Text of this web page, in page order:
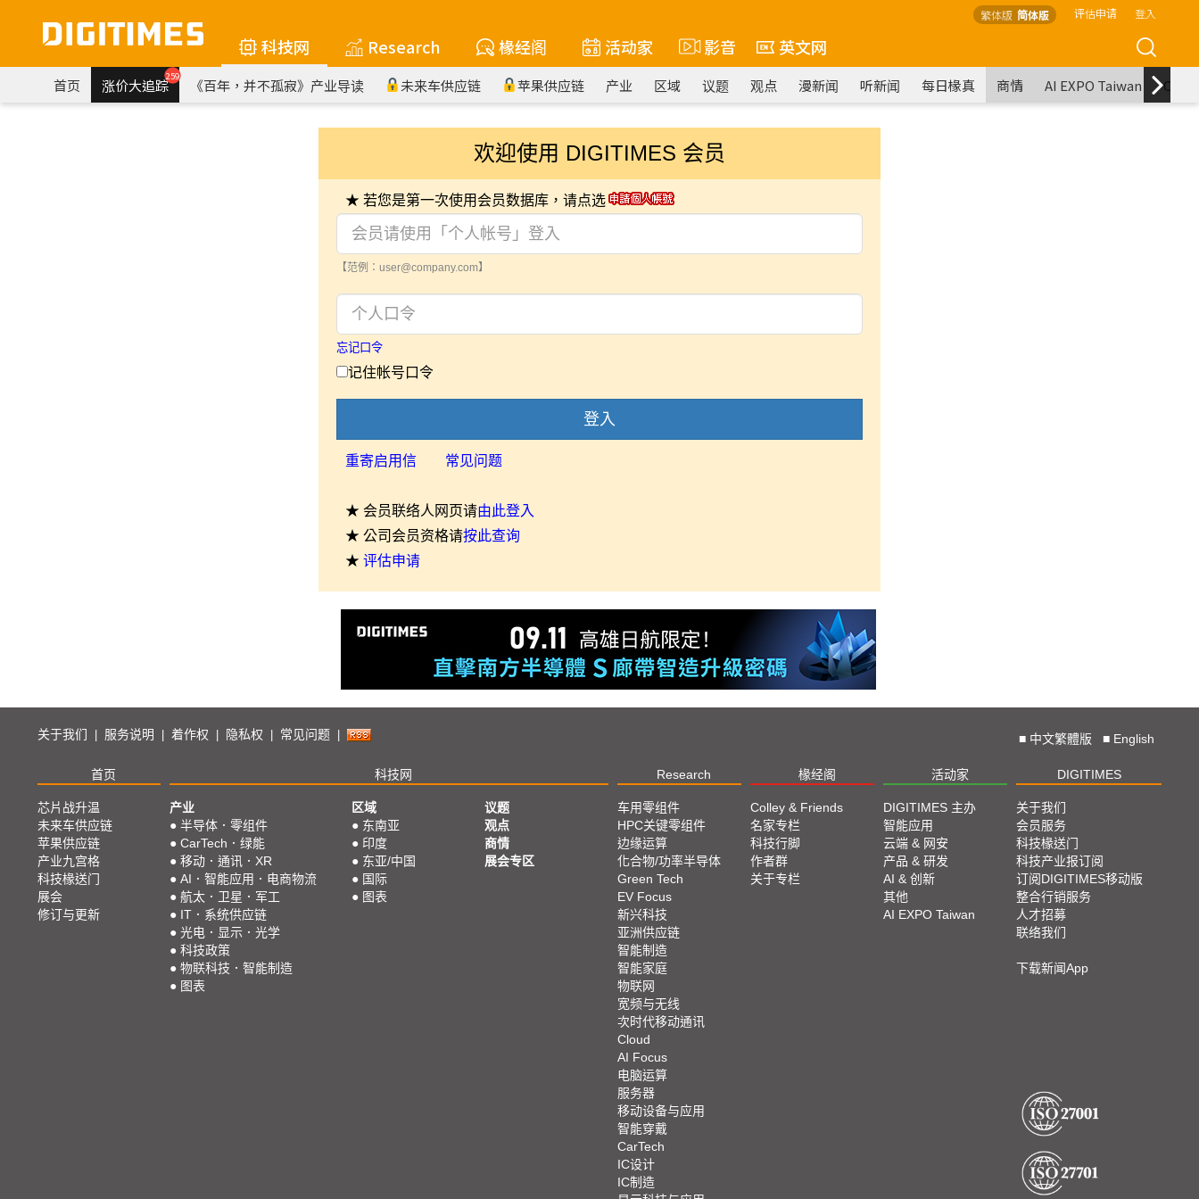
繁体版 简体版 评估申请 登入
科技网 Research 椽经阁 活动家 影音 英文网
首页 涨价大追踪259 《百年，并不孤寂》产业导读 未来车供应链 苹果供应链 产业 区域 议题 观点 漫新闻 听新闻 每日椽真 商情 AI EXPO Taiwan
欢迎使用 DIGITIMES 会员
★ 若您是第一次使用会员数据库，请点选
【范例：user@company.com】
忘记口令
记住帐号口令
登入
重寄启用信 常见问题
★ 会员联络人网页请由此登入
★ 公司会员资格请按此查询
★ 评估申请
关于我们 服务说明 着作权 隐私权 常见问题 ■ 中文繁體版 ■ English
首页 科技网 Research 椽经阁 活动家 DIGITIMES
芯片战升温
未来车供应链
苹果供应链
产业九宫格
科技椽送门
展会
修订与更新
产业
● 半导体．零组件
● CarTech．绿能
● 移动．通讯．XR
● AI．智能应用．电商物流
● 航太．卫星．军工
● IT．系统供应链
● 光电．显示．光学
● 科技政策
● 物联科技．智能制造
● 图表
区域
● 东南亚
● 印度
● 东亚/中国
● 国际
● 图表
议题
观点
商情
展会专区
车用零组件
HPC关键零组件
边缘运算
化合物/功率半导体
Green Tech
EV Focus
新兴科技
亚洲供应链
智能制造
智能家庭
物联网
宽频与无线
次时代移动通讯
Cloud
AI Focus
电脑运算
服务器
移动设备与应用
智能穿戴
CarTech
IC设计
IC制造
Colley & Friends
名家专栏
科技行脚
作者群
关于专栏
DIGITIMES 主办
智能应用
云端 & 网安
产品 & 研发
AI & 创新
其他
AI EXPO Taiwan
关于我们
会员服务
科技椽送门
科技产业报订阅
订阅DIGITIMES移动版
整合行销服务
人才招募
联络我们
下载新闻App